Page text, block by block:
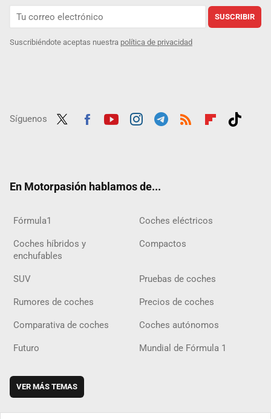
SUSCRIBIR
Suscribiéndote aceptas nuestra política de privacidad
Síguenos
En Motorpasión hablamos de...
Fórmula1 Coches eléctricos
Coches híbridos y
enchufables
Compactos
SUV Pruebas de coches
Rumores de coches Precios de coches
Comparativa de coches Coches autónomos
Futuro Mundial de Fórmula 1
VER MÁS TEMAS